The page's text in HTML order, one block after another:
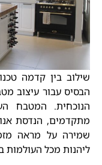
שילוב בין קדמה
הבסיס עבור עיצוב
הנוכחית. המטבח
מתקדמים, הנדסת
שמירה על מראה
ליהנות מכל העולמות